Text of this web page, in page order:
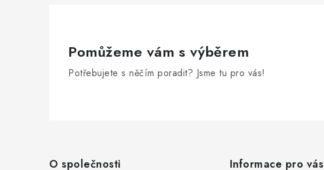
Pomůžeme vám s výběrem
Potřebujete s něčím poradit? Jsme tu pro vás!
O společnosti Informace pro vás